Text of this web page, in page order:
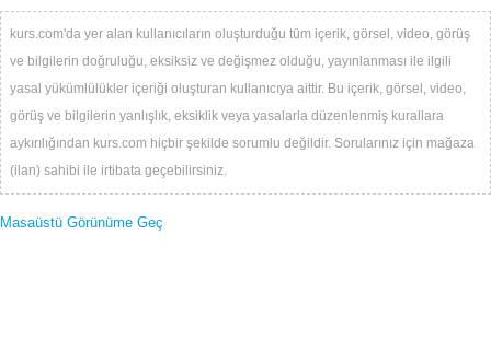
kurs.com'da yer alan kullanıcıların oluşturduğu tüm içerik, görsel, video, görüş
ve bilgilerin doğruluğu, eksiksiz ve değişmez olduğu, yayınlanması ile ilgili
yasal yükümlülükler içeriği oluşturan kullanıcıya aittir. Bu içerik, görsel, video,
görüş ve bilgilerin yanlışlık, eksiklik veya yasalarla düzenlenmiş kurallara
aykırılığından kurs.com hiçbir şekilde sorumlu değildir. Sorularınız için mağaza
(ilan) sahibi ile irtibata geçebilirsiniz.
Masaüstü Görünüme Geç